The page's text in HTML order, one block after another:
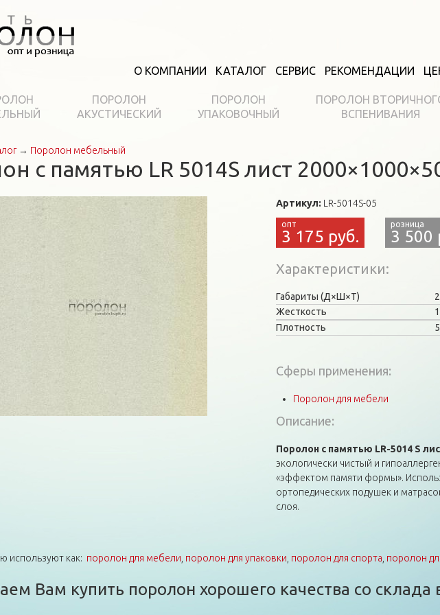
О КОМПАНИИ КАТАЛОГ СЕРВИС РЕКОМЕНДАЦИИ
ПОРОЛОН
АКУСТИЧЕСКИЙ
ПОРОЛОН
УПАКОВОЧНЫЙ
ПОРОЛОН
ВСПЕНИВАНИЯ
→ Поролон мебельный
с памятью LR 5014S лист
Артикул: LR-5014S-05
3 175 руб. 3 500
Характеристики
Габариты (Д×Ш×Т)
Жесткость
Плотность
Сферы применения:
Поролон для мебели
Описание:
Поролон с памятью LR-5014 S
экологически чистый и
«эффектом памяти формы».
ортопедических подушек и
слоя.
используют как: поролон для мебели поролон для упаковки поролон для спорта поролон
Вам купить поролон хорошего качества со склада